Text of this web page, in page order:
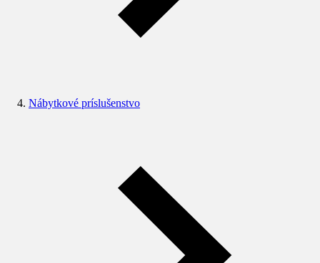
Nábytkové príslušenstvo